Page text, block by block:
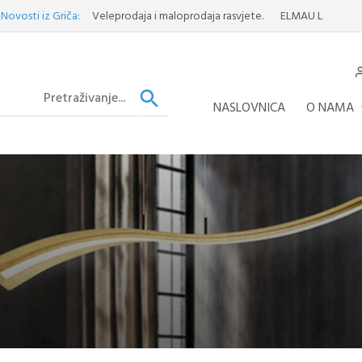
iz Griča:Veleprodaja i maloprodaja rasvjete. ELMAU LUSTER
NASLOVNICA O NAMA